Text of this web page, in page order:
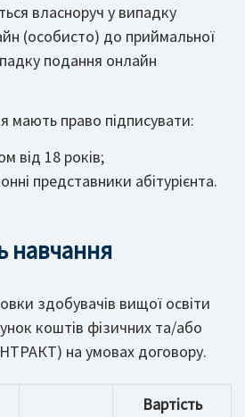
власноруч у випадку
(особисто) до приймальної
подання онлайн
мають право підписувати:
від 18 років;
представники абітурієнта.
навчання
здобувачів вищої освіти
коштів фізичних та/або
на умовах договору.
Вартість